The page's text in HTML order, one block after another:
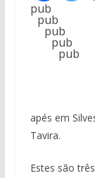
pub
pub
pub
pub
pub
apés em
Tavira.
Estes são